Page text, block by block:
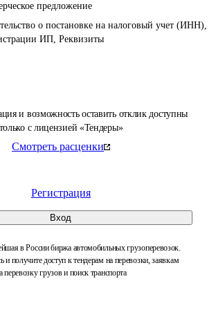
и возможность оставить отклик доступны
только с лицензией «Тендеры»
Смотреть расценки
Регистрация
Вход
в России биржа автомобильных грузоперевозок.
и получите доступ к тендерам на перевозки, заявкам
перевозку грузов и поиск транспорта
предложение
о постановке на налоговый учет (ИНН),
ИП, Реквизиты